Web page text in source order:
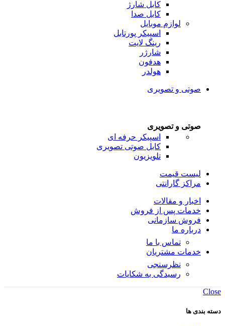
کابل شارژ
کابل صدا
لوازم موبایل
اسپیکر پورتابل
رینگ لایت
شارژر
هدفون
هولدر
صوتی و تصویری
صوتی و تصویری
اسپیکر حرفه ای
کابل صوتی تصویری
تلویزیون
لیست قیمت
مراکز گارانتی
اخبار و مقالات
خدمات پس از فروش
فروش سازمانی
درباره ما
تماس با ما
خدمات مشتریان
نظرسنجی
رسیدگی به شکایات
Close
دسته بندی ها